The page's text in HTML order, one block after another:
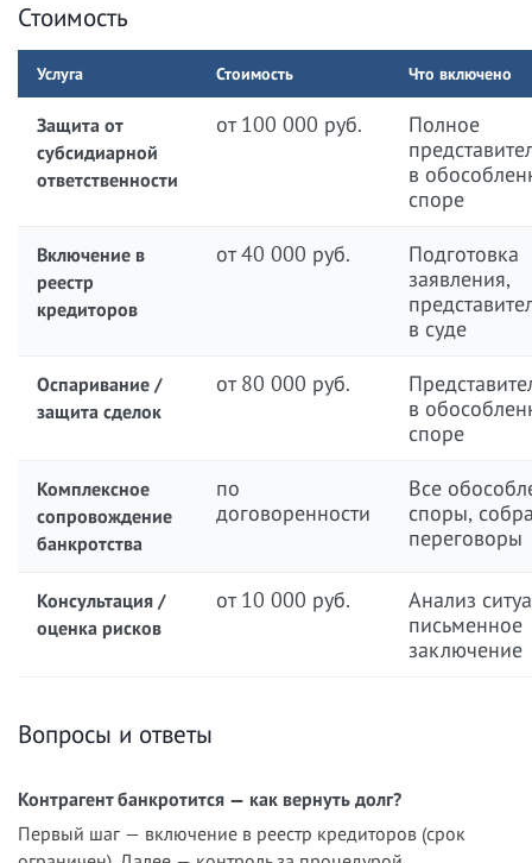
Стоимость
Услуга Стоимость Что включено
Защита от
субсидиарной
ответственности
от 100 000 руб.
Полное
в
споре
Включение в
реестр
кредиторов
от 40 000 руб.
Подготовка
заявления,
в суде
Оспаривание /
защита сделок
от 80 000 руб.
в
споре
Комплексное
сопровождение
банкротства
по
договоренности
Все
споры,
переговоры
Консультация /
оценка рисков
от 10 000 руб.
Анализ
письменное
заключение
Вопросы и ответы
Контрагент банкротится — как вернуть долг?
Первый шаг — включение в реестр кредиторов (срок